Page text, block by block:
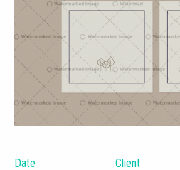
Date
Client